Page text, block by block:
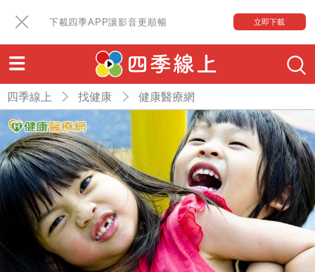
下載四季APP讓影音更順暢 立即下載
四季線上 找健康 健康醫療網